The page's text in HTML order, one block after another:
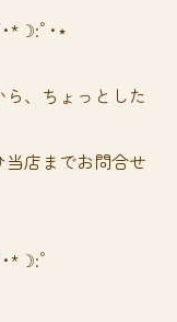
*☽:ﾟ･⋆
、ちょっとした
店までお問合せ
*☽:ﾟ